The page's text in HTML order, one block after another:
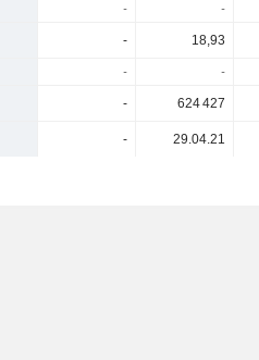
- -
- 18,93
- -
- 624 427
- 29.04.21